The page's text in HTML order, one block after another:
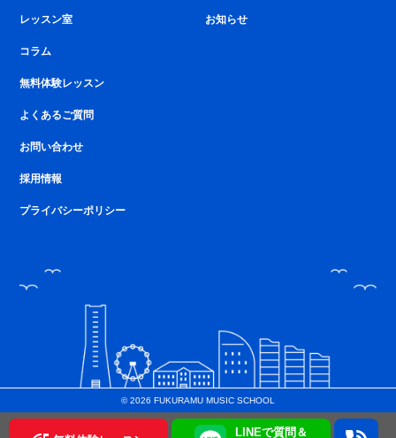
LINEで質問＆
レッスン室 お知らせ
コラム
無料体験レッスン
よくあるご質問
お問い合わせ
採用情報
プライバシーポリシー
© 2026 FUKURAMU MUSIC SCHOOL